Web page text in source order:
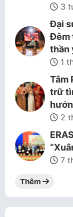
3
Đại
Đêm
thần
1
Tâm
trữ
2
7
Thêm